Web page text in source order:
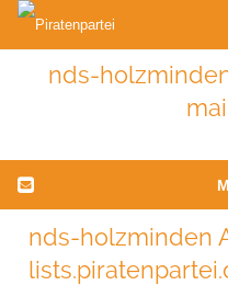
nds-
nds-holzminden